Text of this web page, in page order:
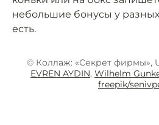
небольшие бонусы у
есть.
© Коллаж: «Секрет фирмы»,
EVREN AYDIN, Wilhelm
freepik/